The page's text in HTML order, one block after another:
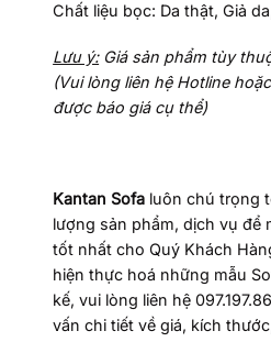
Chất liệu bọc: Da thật, Giả
Lưu ý: Giá sản phẩm tùy
(Vui lòng liên hệ Hotline
được báo giá cụ thể)
Kantan Sofa luôn chú trọng
lượng sản phẩm, dịch vụ để
tốt nhất cho Quý Khách
hiện thực hoá những mẫu
kế, vui lòng liên hệ
vấn chi tiết về giá, kích